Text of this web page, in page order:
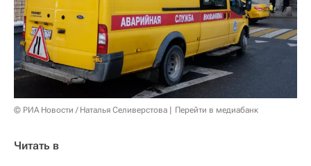
© РИА Новости / Наталья Селиверстова Перейти в медиабанк
Читать в